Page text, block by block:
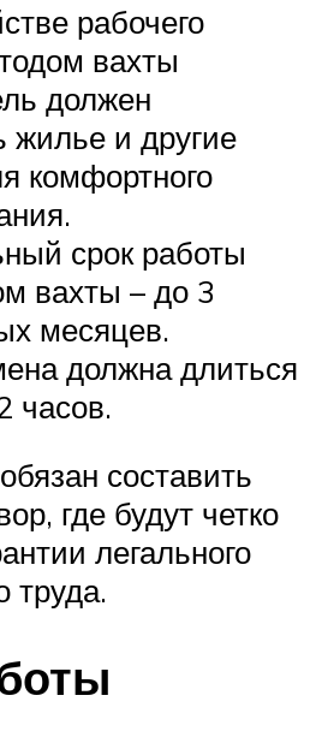
рабочего
вахты
должен
жилье и другие
комфортного
срок работы
вахты – до 3
месяцев.
должна длиться
часов.
составить
где будут четко
легального
труда.